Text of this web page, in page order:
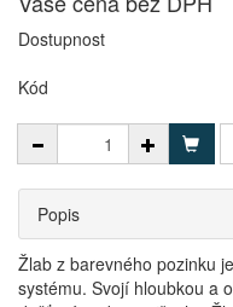
Dostupnost
Kód
Popis
Žlab z barevného pozinku
systému. Svojí hloubkou a